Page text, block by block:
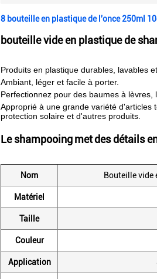
8 bouteille en plastique de l'once 250ml
bouteille vide en plastique de
Produits en plastique durables, lavables
Ambiant, léger et facile à porter.
Perfectionnez pour des baumes à
Approprié à une grande variété d'articles
protection solaire et d'autres produits.
Le shampooingmetdes détails
Nom Bouteille vide
Matériel
Taille
Couleur
Application